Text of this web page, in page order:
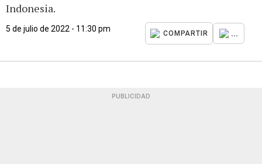
Indonesia.
5 de julio de 2022 - 11:30 pm
COMPARTIR ...
PUBLICIDAD